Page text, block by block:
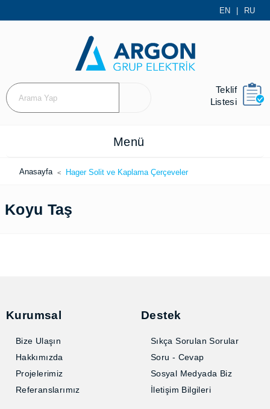
EN | RU
Teklif
Listesi
Menü
Anasayfa Hager Solit ve Kaplama Çerçeveler
Koyu Taş
Kurumsal
Bize Ulaşın
Hakkımızda
Projelerimiz
Referanslarımız
Destek
Sıkça Sorulan Sorular
Soru - Cevap
Sosyal Medyada Biz
İletişim Bilgileri